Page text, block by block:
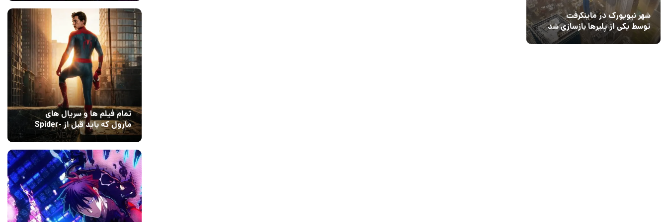
شهر نیویورک در ماینکرفت
توسط یکی از پلیرها بازسازی شد
تمام فیلم ها و سریال های
مارول که باید قبل از Spider-
Man: Brand New Day تماشا
۰ 10 مرداد 1405